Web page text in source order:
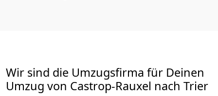
Wir sind die Umzugsfirma für Deinen
Umzug von Castrop-Rauxel nach Trier